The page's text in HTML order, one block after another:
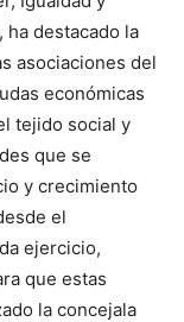
ha destacado la
asociaciones del
económicas
tejido social y
que se
y crecimiento
el
ejercicio,
que estas
la concejala